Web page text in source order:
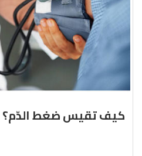
كيف تقيس ضغط الدّم؟